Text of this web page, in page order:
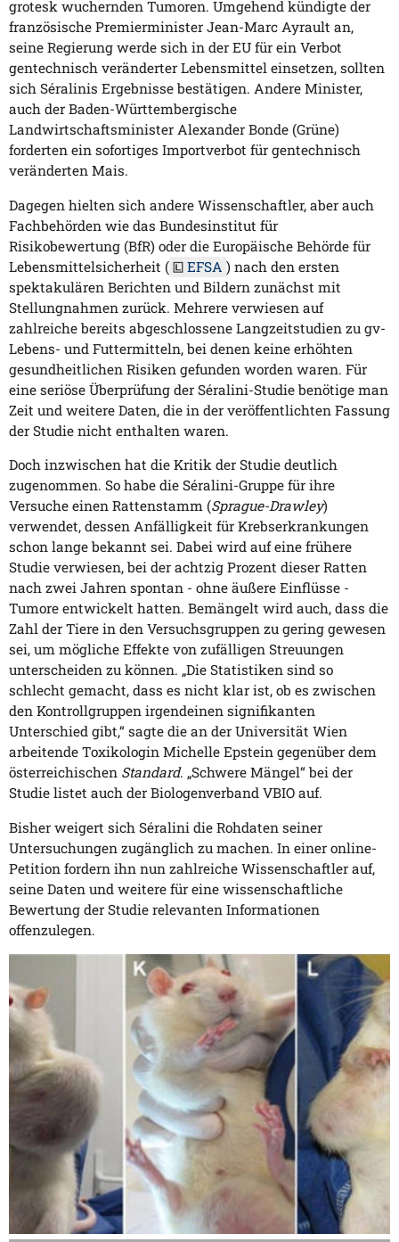
grotesk wuchernden Tumoren. Umgehend kündigte der
französische Premierminister Jean-Marc Ayrault an,
seine Regierung werde sich in der EU für ein Verbot
gentechnisch veränderter Lebensmittel einsetzen, sollten
sich Séralinis Ergebnisse bestätigen. Andere Minister,
auch der Baden-Württembergische
Landwirtschaftsminister Alexander Bonde (Grüne)
forderten ein sofortiges Importverbot für gentechnisch
veränderten Mais.
Dagegen hielten sich andere Wissenschaftler, aber auch
Fachbehörden wie das Bundesinstitut für
Risikobewertung (BfR) oder die Europäische Behörde für
Lebensmittelsicherheit (
EFSA ) nach den ersten
spektakulären Berichten und Bildern zunächst mit
Stellungnahmen zurück. Mehrere verwiesen auf
zahlreiche bereits abgeschlossene Langzeitstudien zu gv-
Lebens- und Futtermitteln, bei denen keine erhöhten
gesundheitlichen Risiken gefunden worden waren. Für
eine seriöse Überprüfung der Séralini-Studie benötige man
Zeit und weitere Daten, die in der veröffentlichten Fassung
der Studie nicht enthalten waren.
Doch inzwischen hat die Kritik der Studie deutlich
zugenommen. So habe die Séralini-Gruppe für ihre
Versuche einen Rattenstamm (Sprague-Drawley)
verwendet, dessen Anfälligkeit für Krebserkrankungen
schon lange bekannt sei. Dabei wird auf eine frühere
Studie verwiesen, bei der achtzig Prozent dieser Ratten
nach zwei Jahren spontan - ohne äußere Einflüsse -
Tumore entwickelt hatten. Bemängelt wird auch, dass die
Zahl der Tiere in den Versuchsgruppen zu gering gewesen
sei, um mögliche Effekte von zufälligen Streuungen
unterscheiden zu können. „Die Statistiken sind so
schlecht gemacht, dass es nicht klar ist, ob es zwischen
den Kontrollgruppen irgendeinen signifikanten
Unterschied gibt,“ sagte die an der Universität Wien
arbeitende Toxikologin Michelle Epstein gegenüber dem
österreichischen Standard. „Schwere Mängel“ bei der
Studie listet auch der Biologenverband VBIO auf.
Bisher weigert sich Séralini die Rohdaten seiner
Untersuchungen zugänglich zu machen. In einer online-
Petition fordern ihn nun zahlreiche Wissenschaftler auf,
seine Daten und weitere für eine wissenschaftliche
Bewertung der Studie relevanten Informationen
offenzulegen.